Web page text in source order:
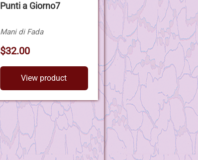
Punti a Giorno7
Mani di Fada
$32.00
View product